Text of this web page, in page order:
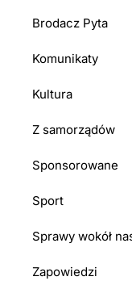
Brodacz Pyta
Komunikaty
Kultura
Z samorządów
Sponsorowane
Sport
Sprawy wokół
Zapowiedzi